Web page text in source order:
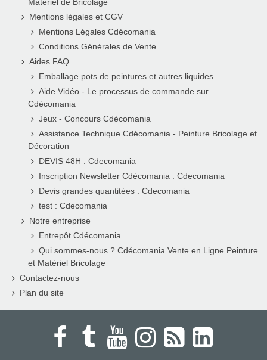
Matériel de Bricolage
Mentions légales et CGV
Mentions Légales Cdécomania
Conditions Générales de Vente
Aides FAQ
Emballage pots de peintures et autres liquides
Aide Vidéo - Le processus de commande sur
Cdécomania
Jeux - Concours Cdécomania
Assistance Technique Cdécomania - Peinture Bricolage et
Décoration
DEVIS 48H : Cdecomania
Inscription Newsletter Cdécomania : Cdecomania
Devis grandes quantitées : Cdecomania
test : Cdecomania
Notre entreprise
Entrepôt Cdécomania
Qui sommes-nous ? Cdécomania Vente en Ligne Peinture
et Matériel Bricolage
Contactez-nous
Plan du site